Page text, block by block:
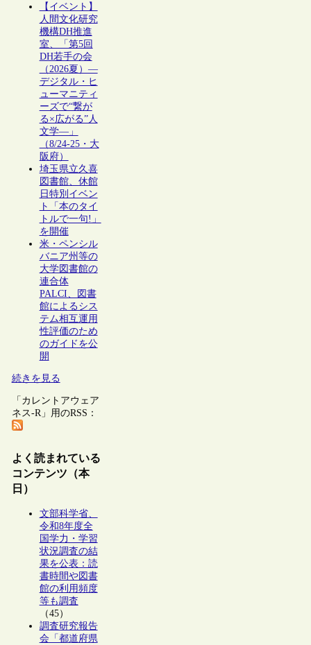
【イベント】
人間文化研究
機構DH推進
室、「第5回
DH若手の会
（2026夏）―
デジタル・ヒ
ューマニティ
ーズで“繋が
る×広がる”人
文学―」
（8/24-25・大
阪府）
埼玉県立久喜
図書館、休館
日特別イベン
ト「本のタイ
トルで一句!」
を開催
米・ペンシル
バニア州等の
大学図書館の
連合体
PALCI、図書
館によるシス
テム相互運用
性評価のため
のガイドを公
開
続きを見る
「カレントアウェア
ネス-R」用のRSS：
よく読まれている
コンテンツ（本
日）
文部科学省、
令和8年度全
国学力・学習
状況調査の結
果を公表：読
書時間や図書
館の利用頻度
等も調査
（45）
調査研究報告
会「都道府県